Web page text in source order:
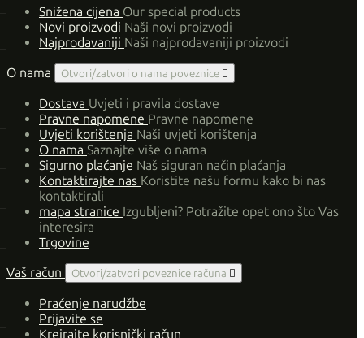
Snižena cijena Our special products
Novi proizvodi Naši novi proizvodi
Najprodavaniji Naši najprodavaniji proizvodi
O nama
Otvori/zatvori o nama poveznice 
Dostava Uvjeti i pravila dostave
Pravne napomene Pravne napomene
Uvjeti korištenja Naši uvjeti korištenja
O nama Saznajte više o nama
Sigurno plaćanje Naš siguran način plaćanja
Kontaktirajte nas Koristite našu formu kako bi nas
kontaktirali
mapa stranice Izgubljeni? Potražite opet ono što Vas
interesira
Trgovine
Vaš račun
Otvori/zatvori poveznice računa 
Praćenje narudžbe
Prijavite se
Kreirajte korisnički račun